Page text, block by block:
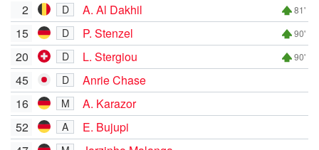
2 D A. Al Dakhil 81'
15 D P. Stenzel 90'
20 D L. Stergiou 90'
45 D
Anrie Chase
16
M
A. Karazor
52
A
E. Bujupi